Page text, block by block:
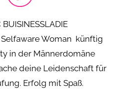
BUISINESSLADIE
Woman künftig
in der Männerdomäne
deine Leidenschaft für
Erfolg mit Spaß.